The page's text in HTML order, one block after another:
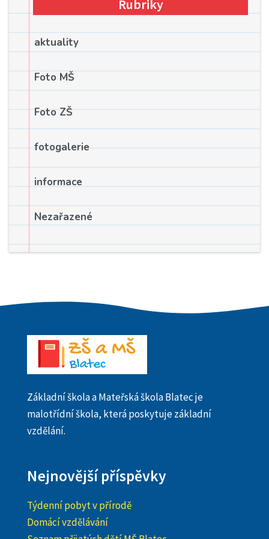
Rubriky
aktuality
Foto MŠ
Foto ZŠ
fotogalerie
informace
Nezařazené
Základní škola a Mateřská škola Blatec je
malotřídní škola, která poskytuje základní
vzdělání.
Nejnovější příspěvky
Týdenní pobyt v přírodě
Domácí vzdělávání